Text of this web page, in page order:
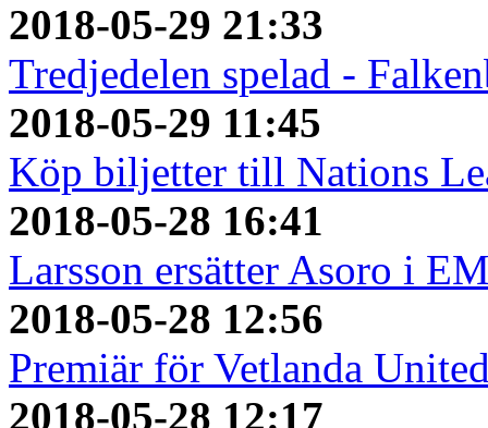
2018-05-29 21:33
Tredjedelen spelad -
2018-05-29 11:45
Köp biljetter till Nations
2018-05-28 16:41
Larsson ersätter Asoro i
2018-05-28 12:56
Premiär för Vetlanda
2018-05-28 12:17